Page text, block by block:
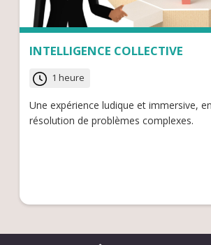
INTELLIGENCE COLLECTIVE
1 heure
Une expérience ludique et immersive,
résolution de problèmes complexes.